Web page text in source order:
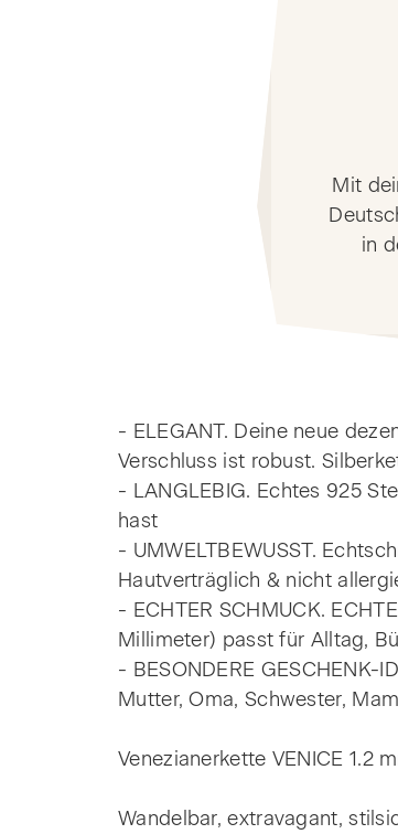
Mit
in
- ELEGANT. Deine neue
Verschluss ist robust.
- LANGLEBIG. Echtes 925
hast
- UMWELTBEWUSST.
Hautverträglich & nicht
- ECHTER SCHMUCK.
Millimeter) passt für Alltag,
- BESONDERE GESCHENK-
Mutter, Oma, Schwester,
Venezianerkette VENICE 1.2
Wandelbar, extravagant,